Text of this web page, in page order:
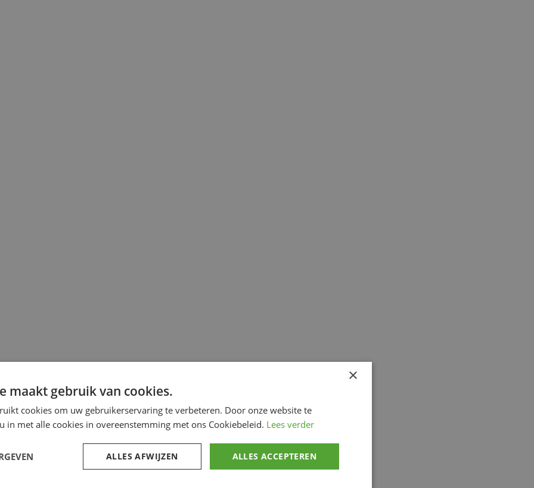
×
maakt gebruik van cookies.
cookies om uw gebruikerservaring te verbeteren. Door onze website te
in met alle cookies in overeenstemming met ons Cookiebeleid. Lees verder
ALLES ACCEPTEREN
ALLES AFWIJZEN